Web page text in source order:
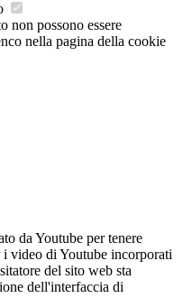
non possono essere
nella pagina della cookie
da Youtube per tenere
i video di Youtube incorporati
del sito web sta
dell'interfaccia di